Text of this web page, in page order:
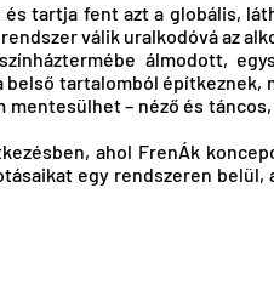
tartja fent azt a globális,
válik uralkodóvá az
álmodott,
tartalomból építkeznek,
– néző és
ahol FrenÁk
egy rendszeren